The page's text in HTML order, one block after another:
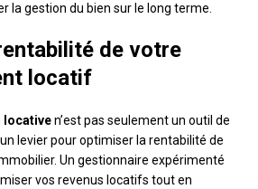
la gestion du bien sur le long terme.
de votre
locatif
locativen’est pas seulement un outil de
levier pour optimiser la rentabilité de
Un gestionnaire expérimenté
vos revenus locatifs tout en